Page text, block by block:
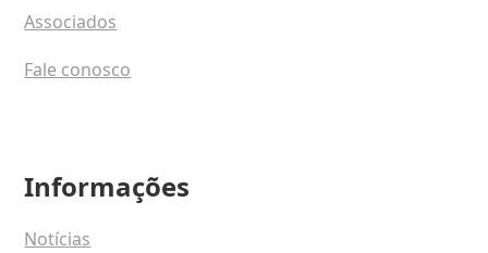
Associados
Fale conosco
Informações
Notícias